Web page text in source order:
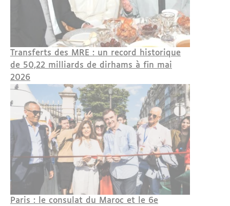
Transferts des MRE : un record historique
de 50,22 milliards de dirhams à fin mai
2026
Paris : le consulat du Maroc et le 6e